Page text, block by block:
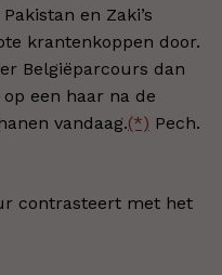
en Zaki’s
krantenkoppen door.
Belgiëparcours dan
een haar na de
vandaag.(*) Pech.
contrasteert met het